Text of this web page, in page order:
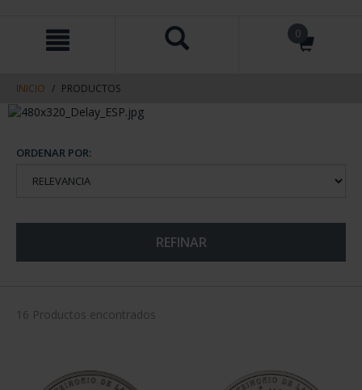
contenido
navegacin
0
INICIO PRODUCTOS
ORDENAR POR:
REFINAR
16 Productos encontrados